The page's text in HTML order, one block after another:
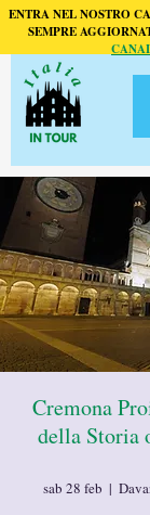
ENTRA NEL NOSTRO
SEMPRE
Cremona
della Storia
sab 28 feb
  |